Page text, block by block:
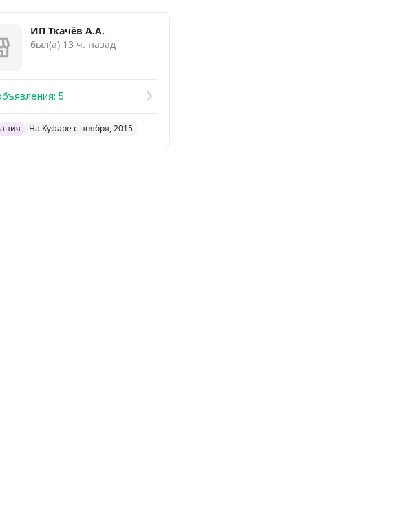
ИП Ткачёв А.А.
был(а) 13 ч. назад
5
На Куфаре с ноября, 2015